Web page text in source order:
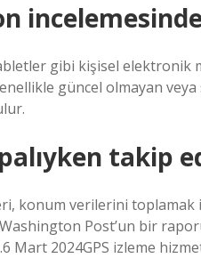
gibi kişisel elektronik
güncel olmayan
takip
konum verilerini
Post’un bir
Mart 2024GPS izleme